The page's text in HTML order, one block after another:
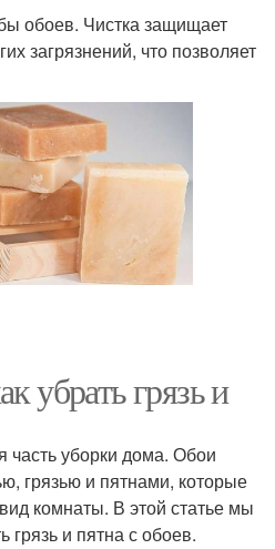
обоев. Чистка защищает
загрязнений, что позволяет
убрать грязь и
часть уборки дома. Обои
грязью и пятнами, которые
комнаты. В этой статье мы
грязь и пятна с обоев.